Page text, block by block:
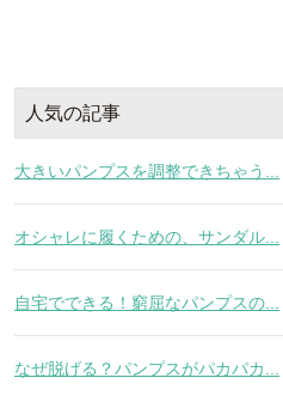
人気の記事
大きいパンプスを調整できちゃう...
オシャレに履くための、サンダル...
自宅でできる！窮屈なパンプスの...
なぜ脱げる？パンプスがパカパカ...